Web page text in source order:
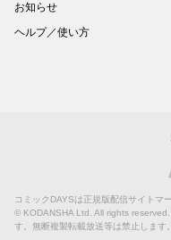
お知らせ
ヘルプ／使い方
コミックDAYSは正規版配信サイトマ
© KODANSHA Ltd. All rights
す。無断複製転載放送等は禁止します。